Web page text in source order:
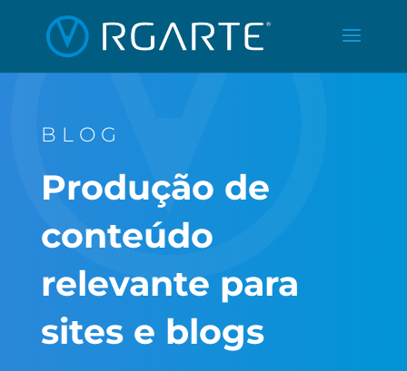
BLOG
Produção de
conteúdo
relevante para
sites e blogs